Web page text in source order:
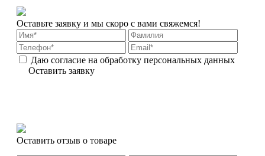
Оставьте заявку и мы скоро с вами свяжемся!
Даю согласие на обработку персональных данных
Оставить заявку
Оставить отзыв о товаре